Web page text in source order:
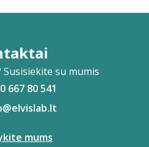
su mumis
667 80 541
mums